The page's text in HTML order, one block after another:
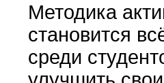
Методика
становится
среди